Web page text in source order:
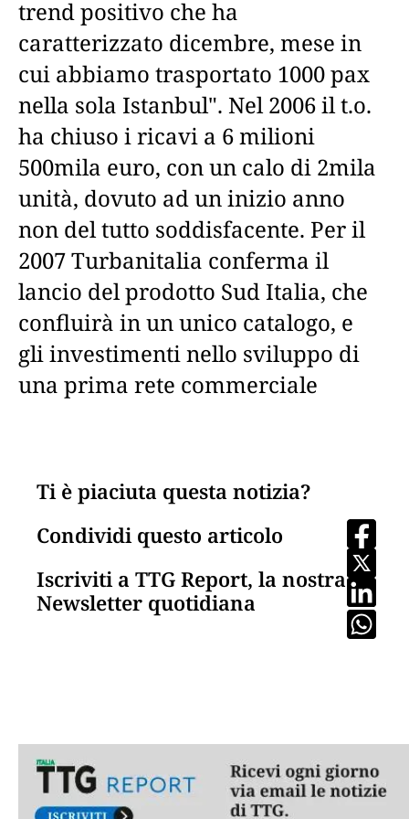
trend positivo che ha
caratterizzato dicembre, mese in
cui abbiamo trasportato 1000 pax
nella sola Istanbul". Nel 2006 il t.o.
ha chiuso i ricavi a 6 milioni
500mila euro, con un calo di 2mila
unità, dovuto ad un inizio anno
non del tutto soddisfacente. Per il
2007 Turbanitalia conferma il
lancio del prodotto Sud Italia, che
confluirà in un unico catalogo, e
gli investimenti nello sviluppo di
una prima rete commerciale
Ti è piaciuta questa notizia?
Condividi questo articolo
Iscriviti a TTG Report, la nostra
Newsletter quotidiana